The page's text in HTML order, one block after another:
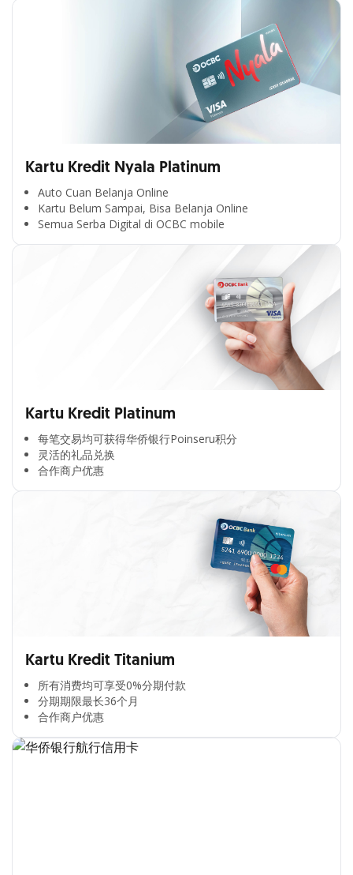
Kartu Kredit Nyala Platinum
Auto Cuan Belanja Online
Kartu Belum Sampai, Bisa Belanja Online
Semua Serba Digital di OCBC mobile
Kartu Kredit Platinum
每笔交易均可获得华侨银行Poinseru积分​
灵活的礼品兑换​
合作商户优惠​
Kartu Kredit Titanium
所有消费均可享受0%分期付款​
分期期限最长36个月​
合作商户优惠​